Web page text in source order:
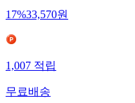
17%33,570원
1,007적립
무료배송